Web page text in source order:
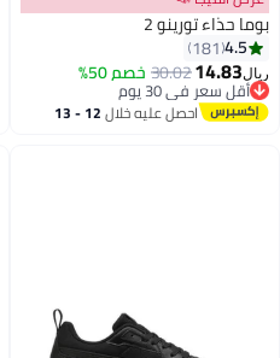
3
بوما حذاء تورينو 2
4.5
181
ريال14.83
30.02خصم 50%
أقل سعر في 30 يوم
أقل سعر في 30 يوماحصل عليه خلال 12 - 13